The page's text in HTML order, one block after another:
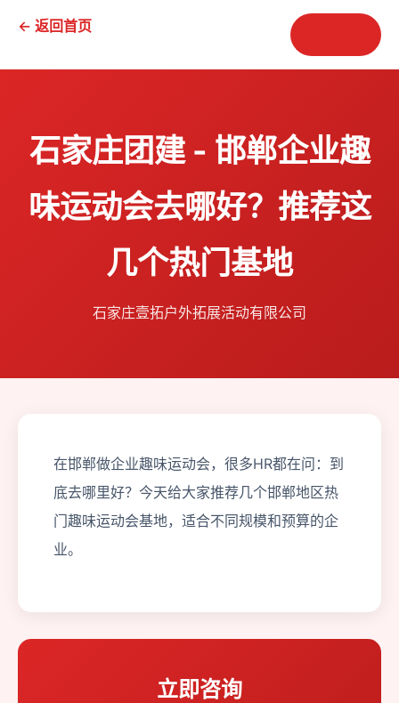
← 返回首页
石家庄团建 - 邯郸企业趣
味运动会去哪好？推荐这
几个热门基地
石家庄壹拓户外拓展活动有限公司
在邯郸做企业趣味运动会，很多HR都在问：到
底去哪里好？今天给大家推荐几个邯郸地区热
门趣味运动会基地，适合不同规模和预算的企
业。
立即咨询